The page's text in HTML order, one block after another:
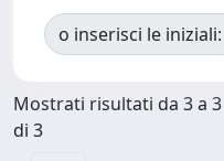
o inserisci le iniziali:
Mostrati risultati da 3 a 3
di 3